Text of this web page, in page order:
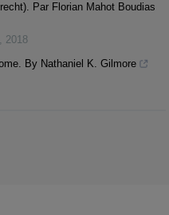
Par Florian Mahot Boudias
, 2018
By Nathaniel K. Gilmore